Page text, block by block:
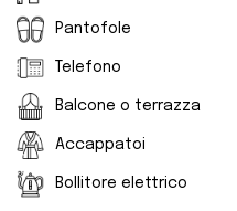
Pantofole
Telefono
Balcone o terrazza
Accappatoi
Bollitore elettrico